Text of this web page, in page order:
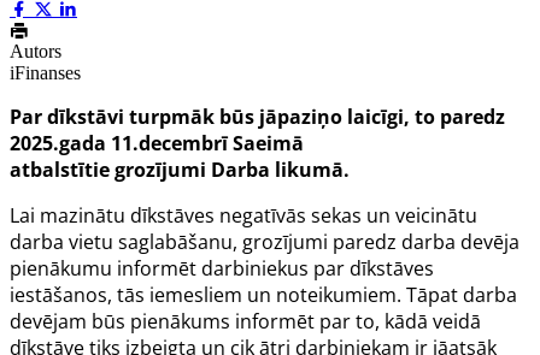
Autors
iFinanses
Par dīkstāvi turpmāk būs jāpaziņo laicīgi, to paredz
2025.gada 11.decembrī Saeimā
atbalstītie grozījumi Darba likumā.
Lai mazinātu dīkstāves negatīvās sekas un veicinātu
darba vietu saglabāšanu, grozījumi paredz darba devēja
pienākumu informēt darbiniekus par dīkstāves
iestāšanos, tās iemesliem un noteikumiem. Tāpat darba
devējam būs pienākums informēt par to, kādā veidā
dīkstāve tiks izbeigta un cik ātri darbiniekam ir jāatsāk